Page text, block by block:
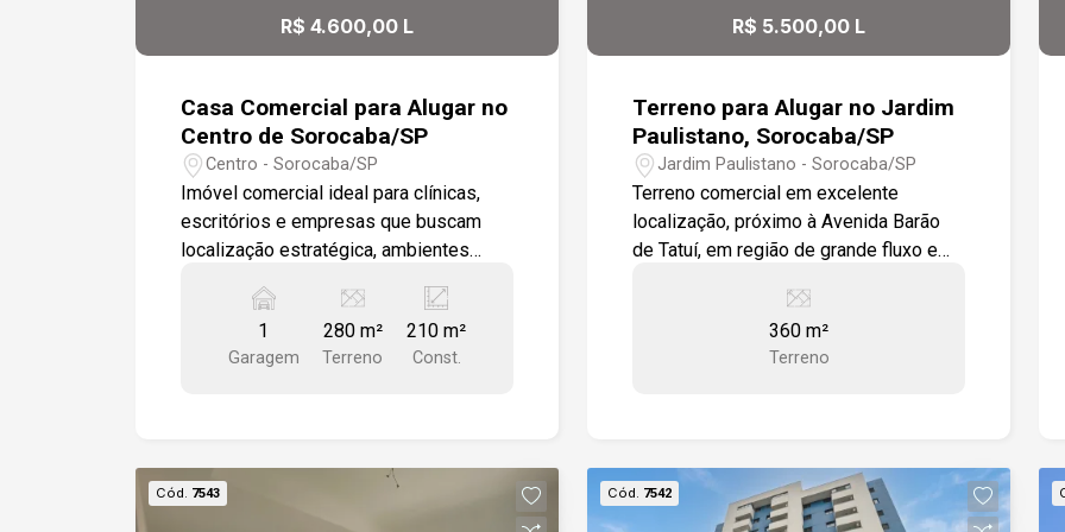
acesso às Avenidas Washington Luiz e
supermercados, hospitais,
restaurantes, comércio, serviços e às
principais vias da cidade. Ideal para:
Construção de residência, comércio e
clinicas. Investimento com excelente
potencial de valorização patrimonial.
Quem busca localização estratégica,
praticidade e qualidade de vida.
R$ 4.600,00 L
Casa Comercial para Alugar no
Centro de Sorocaba/SP
Centro - Sorocaba/SP
Imóvel comercial ideal para clínicas,
escritórios e empresas que buscam
localização estratégica, ambientes
região central da cidade. -11 salas
amplas -3 banheiros -Cozinha -
Garagem para 1 veículo -210 m² de área
Sorocaba Shopping -A 3 minutos do
Terminal Santo Antônio -Região central,
1
Garagem
280 m²
Terreno
210 m²
Const.
R$ 5.500,00 L
Terreno para Alugar no Jardim
Paulistano, Sorocaba/SP
Jardim Paulistano - Sorocaba/SP
Terreno comercial em excelente
localização, próximo à Avenida Barão
de Tatuí, em região de grande fluxo e
plano -Zoneamento ZR-2 -Fácil acesso
à Avenida Barão de Tatuí -A 9 minutos
do Shopping Iguatemi Esplanada
360 m²
Terreno
Cód. 7543 Cód. 7542